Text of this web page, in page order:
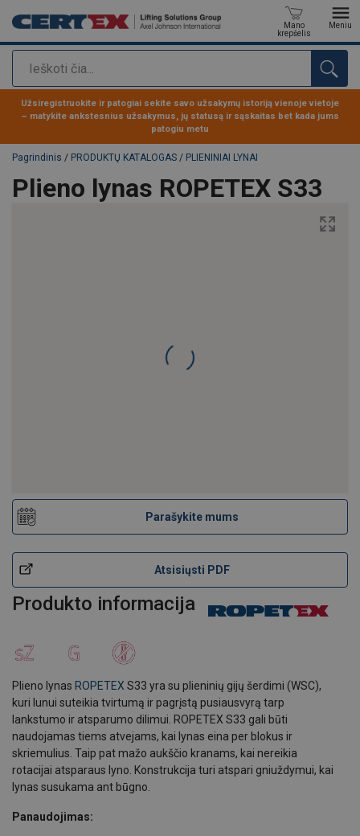
Paieška
Mano
krepšelis
Meniu
Produktas buvo pridėtas prie jūsų užklausos
Užsiregistruokite ir patogiai sekite savo užsakymų istoriją vienoje vietoje
– matykite ankstesnius užsakymus, jų statusą ir sąskaitas bet kada jums
patogiu metu
Pagrindinis / PRODUKTŲ KATALOGAS / PLIENINIAI LYNAI
Plieno lynas ROPETEX S33
Parašykite mums
Atsisiųsti PDF
Produkto informacija
Plieno lynas ROPETEX S33 yra su plieninių gijų šerdimi (WSC),
kuri lunui suteikia tvirtumą ir pagrįstą pusiausvyrą tarp
lankstumo ir atsparumo dilimui. ROPETEX S33 gali būti
naudojamas tiems atvejams, kai lynas eina per blokus ir
skriemulius. Taip pat mažo aukščio kranams, kai nereikia
rotacijai atsparaus lyno. Konstrukcija turi atspari gniuždymui, kai
lynas susukama ant būgno.
Panaudojimas: